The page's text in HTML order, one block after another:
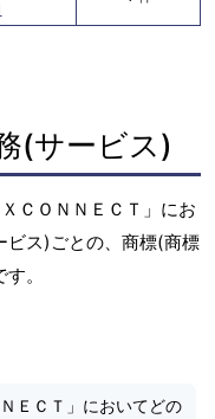
(サービス)
ＣＯＮＮＥＣＴ」にお
ビス)ごとの、商標(商標
。
ＥＣＴ」においてどの